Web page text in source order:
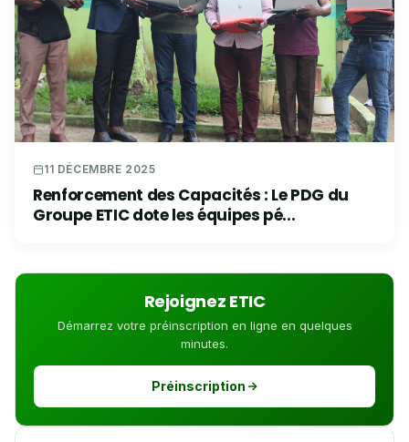
11 DÉCEMBRE 2025
Renforcement des Capacités : Le PDG du
Groupe ETIC dote les équipes pé...
Rejoignez ETIC
Démarrez votre préinscription en ligne en quelques
minutes.
Préinscription